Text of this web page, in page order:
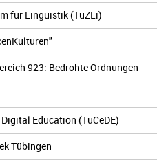
für Linguistik (TüZLi)
923: Bedrohte Ordnungen
Education (TüCeDE)
Tübingen